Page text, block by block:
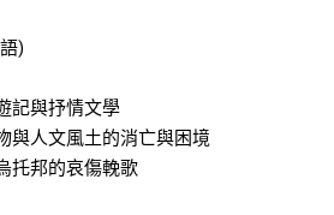
)
記與抒情文學
與人文風土的消亡與困境
托邦的哀傷輓歌